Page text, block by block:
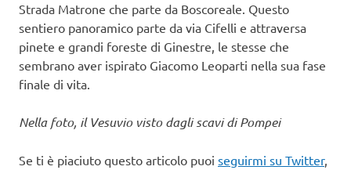
Strada Matrone che parte da Boscoreale. Questo
sentiero panoramico parte da via Cifelli e attraversa
pinete e grandi foreste di Ginestre, le stesse che
sembrano aver ispirato Giacomo Leoparti nella sua fase
finale di vita.
Nella foto, il Vesuvio visto dagli scavi di Pompei
Se ti è piaciuto questo articolo puoi seguirmi su Twitter,